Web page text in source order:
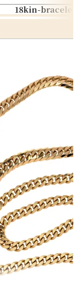
18kin-bracelet